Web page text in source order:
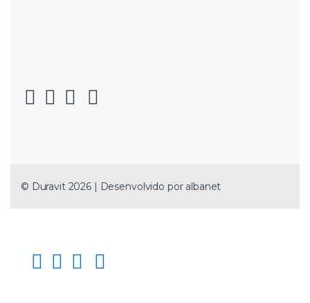
© Duravit 2026 | Desenvolvido por albanet